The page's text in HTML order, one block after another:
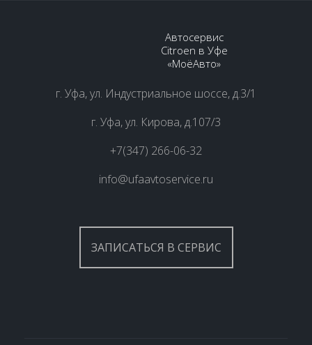
Автосервис
Citroen в Уфе
«МоёАвто»
г. Уфа, ул. Индустриальное шоссе, д.3/1
г. Уфа, ул. Кирова, д.107/3
+7(347) 266-06-32
info@ufaavtoservice.ru
ЗАПИСАТЬСЯ В СЕРВИС